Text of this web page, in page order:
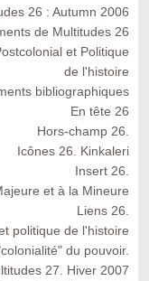
26 : Autumn 2006
de Multitudes 26
et Politique
de l'histoire
bibliographiques
En tête 26
Hors-champ 26.
Icônes 26. Kinkaleri
Insert 26.
et à la Mineure
Liens 26.
politique de l'histoire
du pouvoir.
27. Hiver 2007